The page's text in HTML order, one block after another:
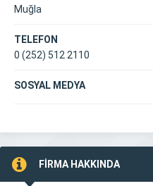
Muğla
TELEFON
0 (252) 512 2110
SOSYAL MEDYA
FİRMA HAKKINDA